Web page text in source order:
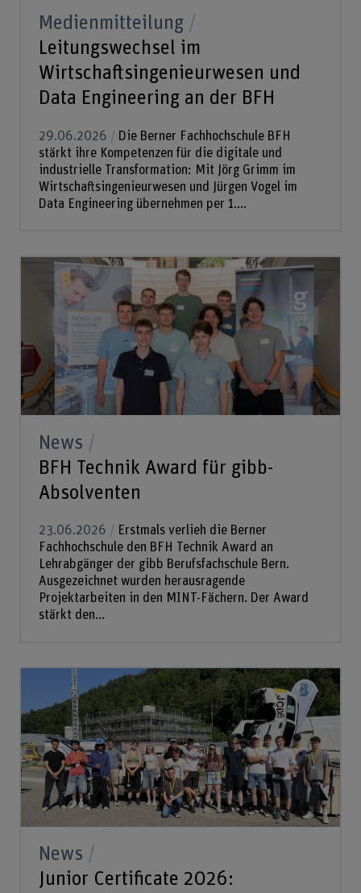
Medienmitteilung
Leitungswechsel im
Wirtschaftsingenieurwesen und
Data Engineering an der BFH
29.06.2026
Die Berner Fachhochschule BFH
stärkt ihre Kompetenzen für die digitale und
industrielle Transformation: Mit Jörg Grimm im
Wirtschaftsingenieurwesen und Jürgen Vogel im
Data Engineering übernehmen per 1....
News
BFH Technik Award für gibb-
Absolventen
23.06.2026
Erstmals verlieh die Berner
Fachhochschule den BFH Technik Award an
Lehrabgänger der gibb Berufsfachschule Bern.
Ausgezeichnet wurden herausragende
Projektarbeiten in den MINT-Fächern. Der Award
stärkt den...
News
Junior Certificate 2026: